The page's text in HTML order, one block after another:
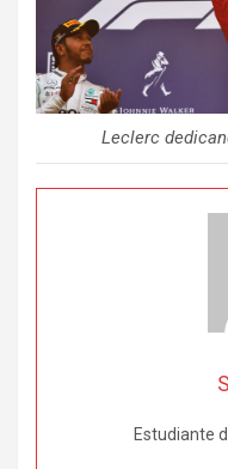
Leclerc
Estudiante